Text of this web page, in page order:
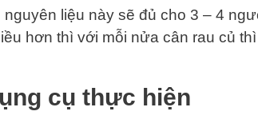
liệu này sẽ đủ cho 3 – 4
hơn thì với mỗi nửa cân rau củ
cụ thực hiện